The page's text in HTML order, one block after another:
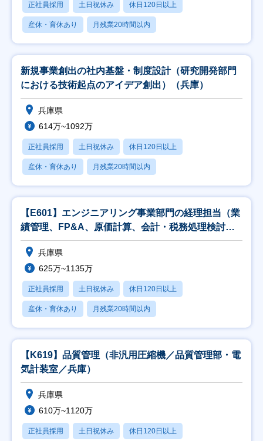
正社員採用 土日祝休み 休日120日以上
産休・育休あり 月残業20時間以内
新規事業創出の社内基盤・制度設計（研究開発部門
における技術起点のアイデア創出）（兵庫）
兵庫県
614万~1092万
正社員採用 土日祝休み 休日120日以上
産休・育休あり 月残業20時間以内
【E601】エンジニアリング事業部門の経理担当（業
績管理、FP&A、原価計算、会計・税務処理検討、
監
兵庫県
625万~1135万
正社員採用 土日祝休み 休日120日以上
産休・育休あり 月残業20時間以内
【K619】品質管理（非汎用圧縮機／品質管理部・電
気計装室／兵庫）
兵庫県
610万~1120万
正社員採用 土日祝休み 休日120日以上